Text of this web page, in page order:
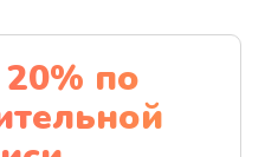
блока
руб.
по